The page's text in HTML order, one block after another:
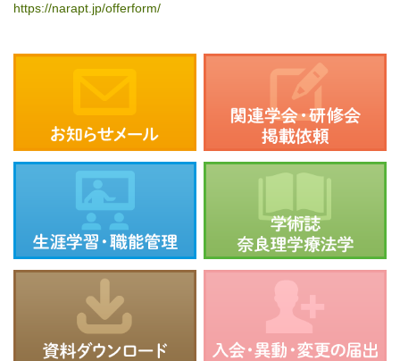
https://narapt.jp/offerform/